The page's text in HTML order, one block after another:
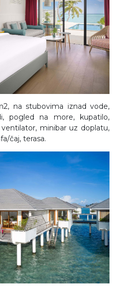
na stubovima iznad vode,
pogled na more, kupatilo,
minibar uz doplatu,
čaj, terasa.